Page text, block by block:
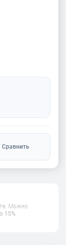
Сравнить
Можно
15%.